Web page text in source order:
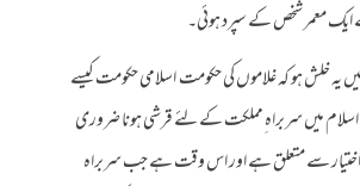
معمر شخص کے سپرد ہوئی۔
خلش ہو کہ غلاموں کی حکومت اسلامی حکومت کیسے
میں سربراہ ِمملکت کے لئے قرشی ہونا ضروری
اختیار سے متعلق ہے اور اس وقت ہے جب سربراہ